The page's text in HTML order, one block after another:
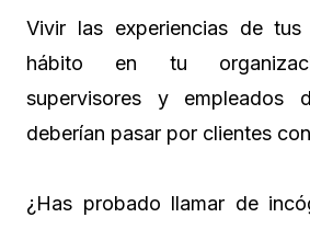
Vivir las experiencias de tus
hábito en tu
supervisores y empleados
deberían pasar por clientes
¿Has probado llamar de